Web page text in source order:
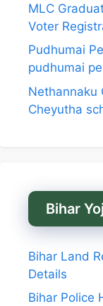
MLC
Voter
Pudhumai
pudhumai
Nethannaku
Cheyutha
Bihar
Bihar Land
Details
Bihar Police